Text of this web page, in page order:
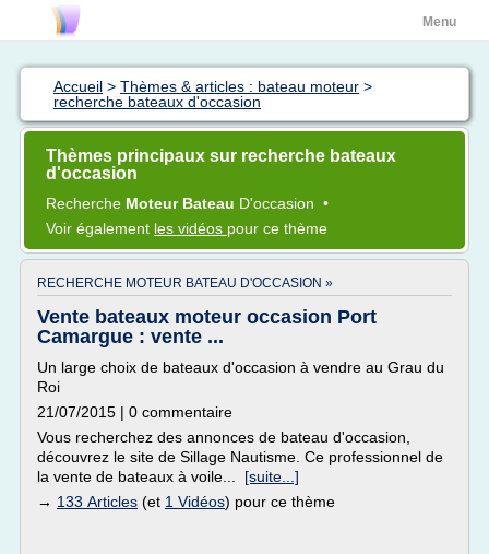
Menu
Accueil > Thèmes & articles : bateau moteur >
recherche bateaux d'occasion
Thèmes principaux sur recherche bateaux
d'occasion
Recherche Moteur Bateau D'occasion •
Voir également les vidéos pour ce thème
RECHERCHE MOTEUR BATEAU D'OCCASION »
Vente bateaux moteur occasion Port
Camargue : vente ...
Un large choix de bateaux d'occasion à vendre au Grau du
Roi
21/07/2015 | 0 commentaire
Vous recherchez des annonces de bateau d'occasion,
découvrez le site de Sillage Nautisme. Ce professionnel de
la vente de bateaux à voile... [suite...]
→ 133 Articles (et 1 Vidéos) pour ce thème